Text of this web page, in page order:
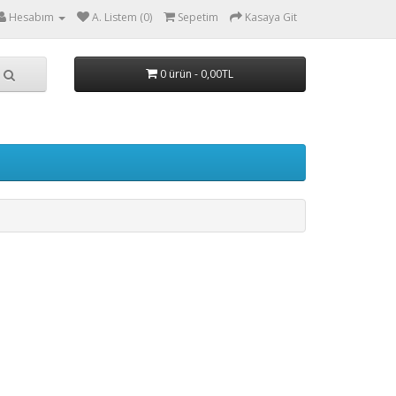
Hesabım A. Listem (0) Sepetim Kasaya Git
0 ürün - 0,00TL